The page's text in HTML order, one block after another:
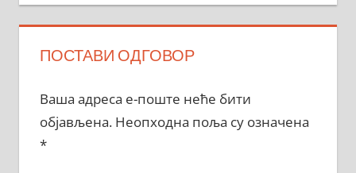
ПОСТАВИ ОДГОВОР
Ваша адреса е-поште неће бити
објављена. Неопходна поља су означена
*